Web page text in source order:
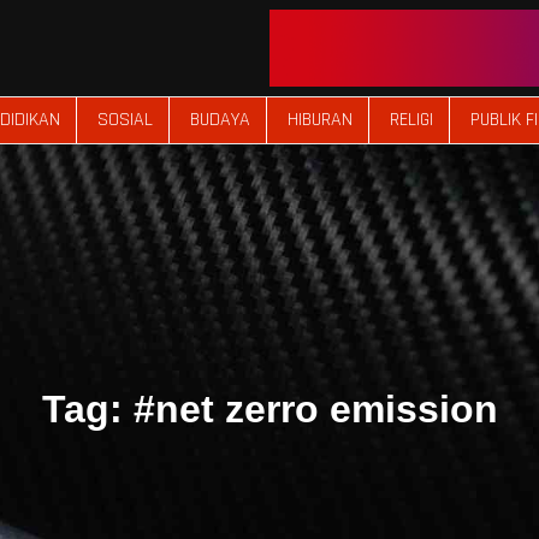
SOSIAL BUDAYA HIBURAN RELIGI PUBLIK
Tag: #net zerro emission